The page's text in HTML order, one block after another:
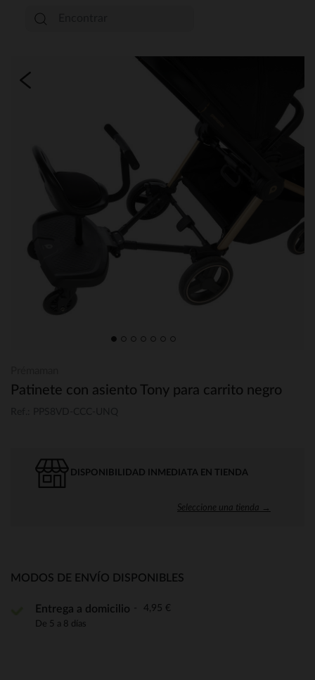
Patinete con asiento Tony para carrito negro
DISPONIBILIDAD INMEDIATA EN TIENDA
Seleccione una tienda →
MODOS DE ENVÍO DISPONIBLES
Entrega a domicilio 4,95 €
De 5 a 8 días